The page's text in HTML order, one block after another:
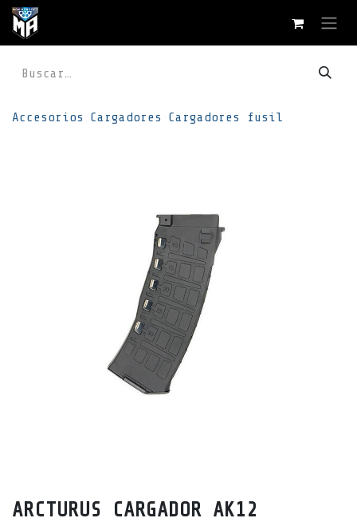
Ir al contenido
Accesorios Cargadores Cargadores fusil
ARCTURUS CARGADOR AK12